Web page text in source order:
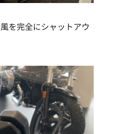
を完全にシャットアウ